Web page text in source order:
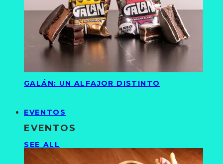
GALÁN: UN ALFAJOR DISTINTO
EVENTOS
EVENTOS
SEE ALL